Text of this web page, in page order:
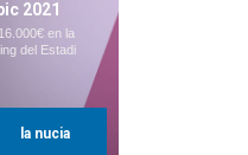
2021
en la
del Estadi
la nucia